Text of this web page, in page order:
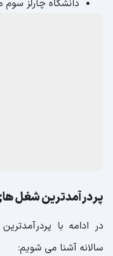
دانشگاه چارلز سوم
پردرآمدترین شغل
در ادامه با
سالانه آشنا می شویم: